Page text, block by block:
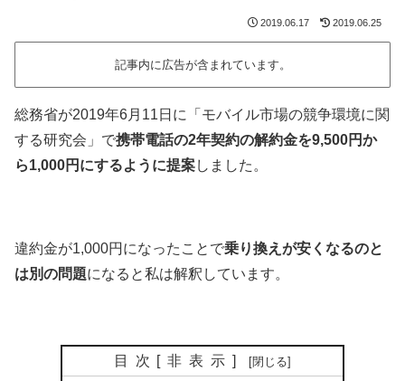
2019.06.17 2019.06.25
記事内に広告が含まれています。
総務省が2019年6月11日に「モバイル市場の競争環境に関
する研究会」で携帯電話の2年契約の解約金を9,500円か
ら1,000円にするように提案しました。
違約金が1,000円になったことで乗り換えが安くなるのと
は別の問題になると私は解釈しています。
目次 [非表示]